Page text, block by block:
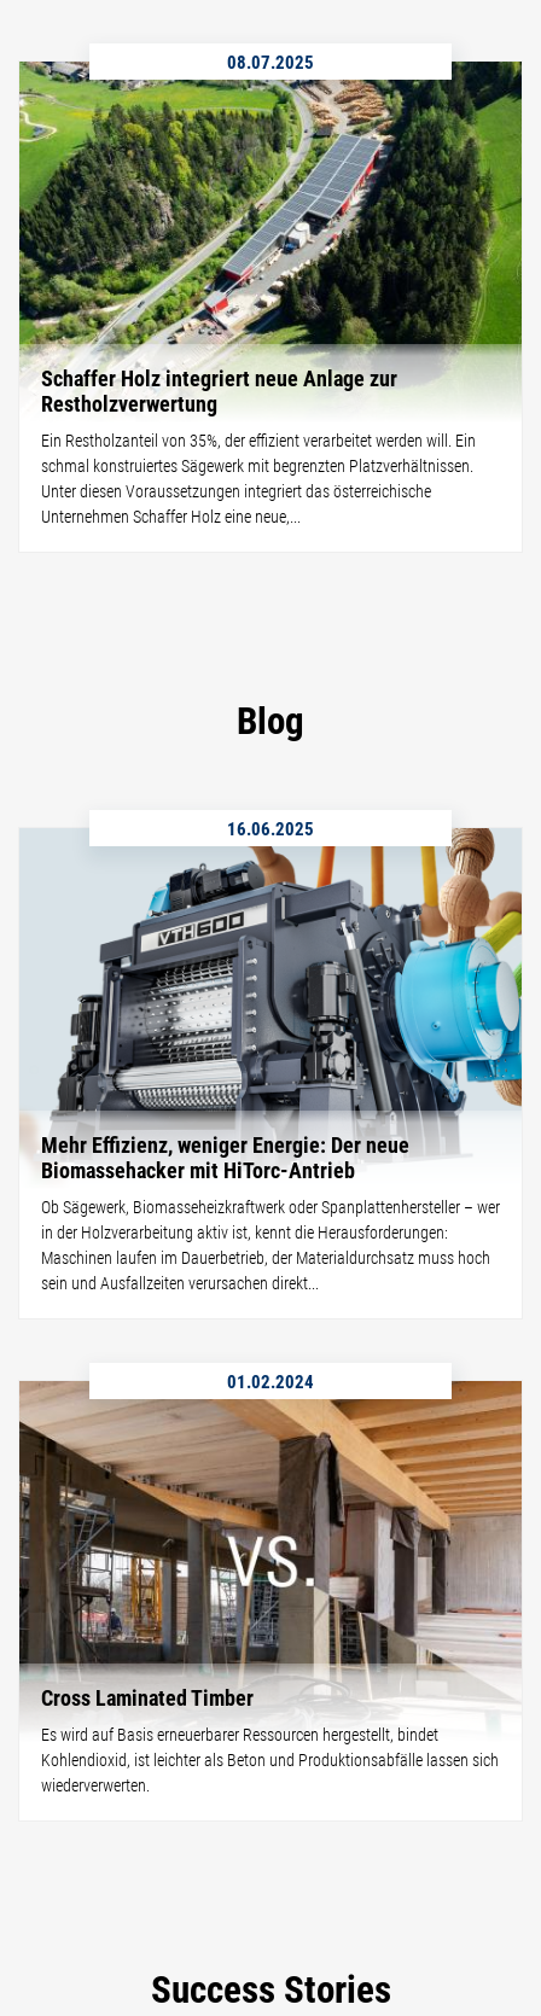
08.07.2025
Schaffer Holz integriert neue Anlage zur
Restholzverwertung
Ein Restholzanteil von 35%, der effizient verarbeitet werden will. Ein
schmal konstruiertes Sägewerk mit begrenzten Platzverhältnissen.
Unter diesen Voraussetzungen integriert das österreichische
Unternehmen Schaffer Holz eine neue,...
Blog
16.06.2025
Mehr Effizienz, weniger Energie: Der neue
Biomassehacker mit HiTorc-Antrieb
Ob Sägewerk, Biomasseheizkraftwerk oder Spanplattenhersteller – wer
in der Holzverarbeitung aktiv ist, kennt die Herausforderungen:
Maschinen laufen im Dauerbetrieb, der Materialdurchsatz muss hoch
sein und Ausfallzeiten verursachen direkt...
01.02.2024
Cross Laminated Timber
Es wird auf Basis erneuerbarer Ressourcen hergestellt, bindet
Kohlendioxid, ist leichter als Beton und Produktionsabfälle lassen sich
wiederverwerten.
Success Stories